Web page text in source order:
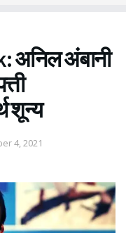
अनिल अंबानी
शून्य
4, 2021